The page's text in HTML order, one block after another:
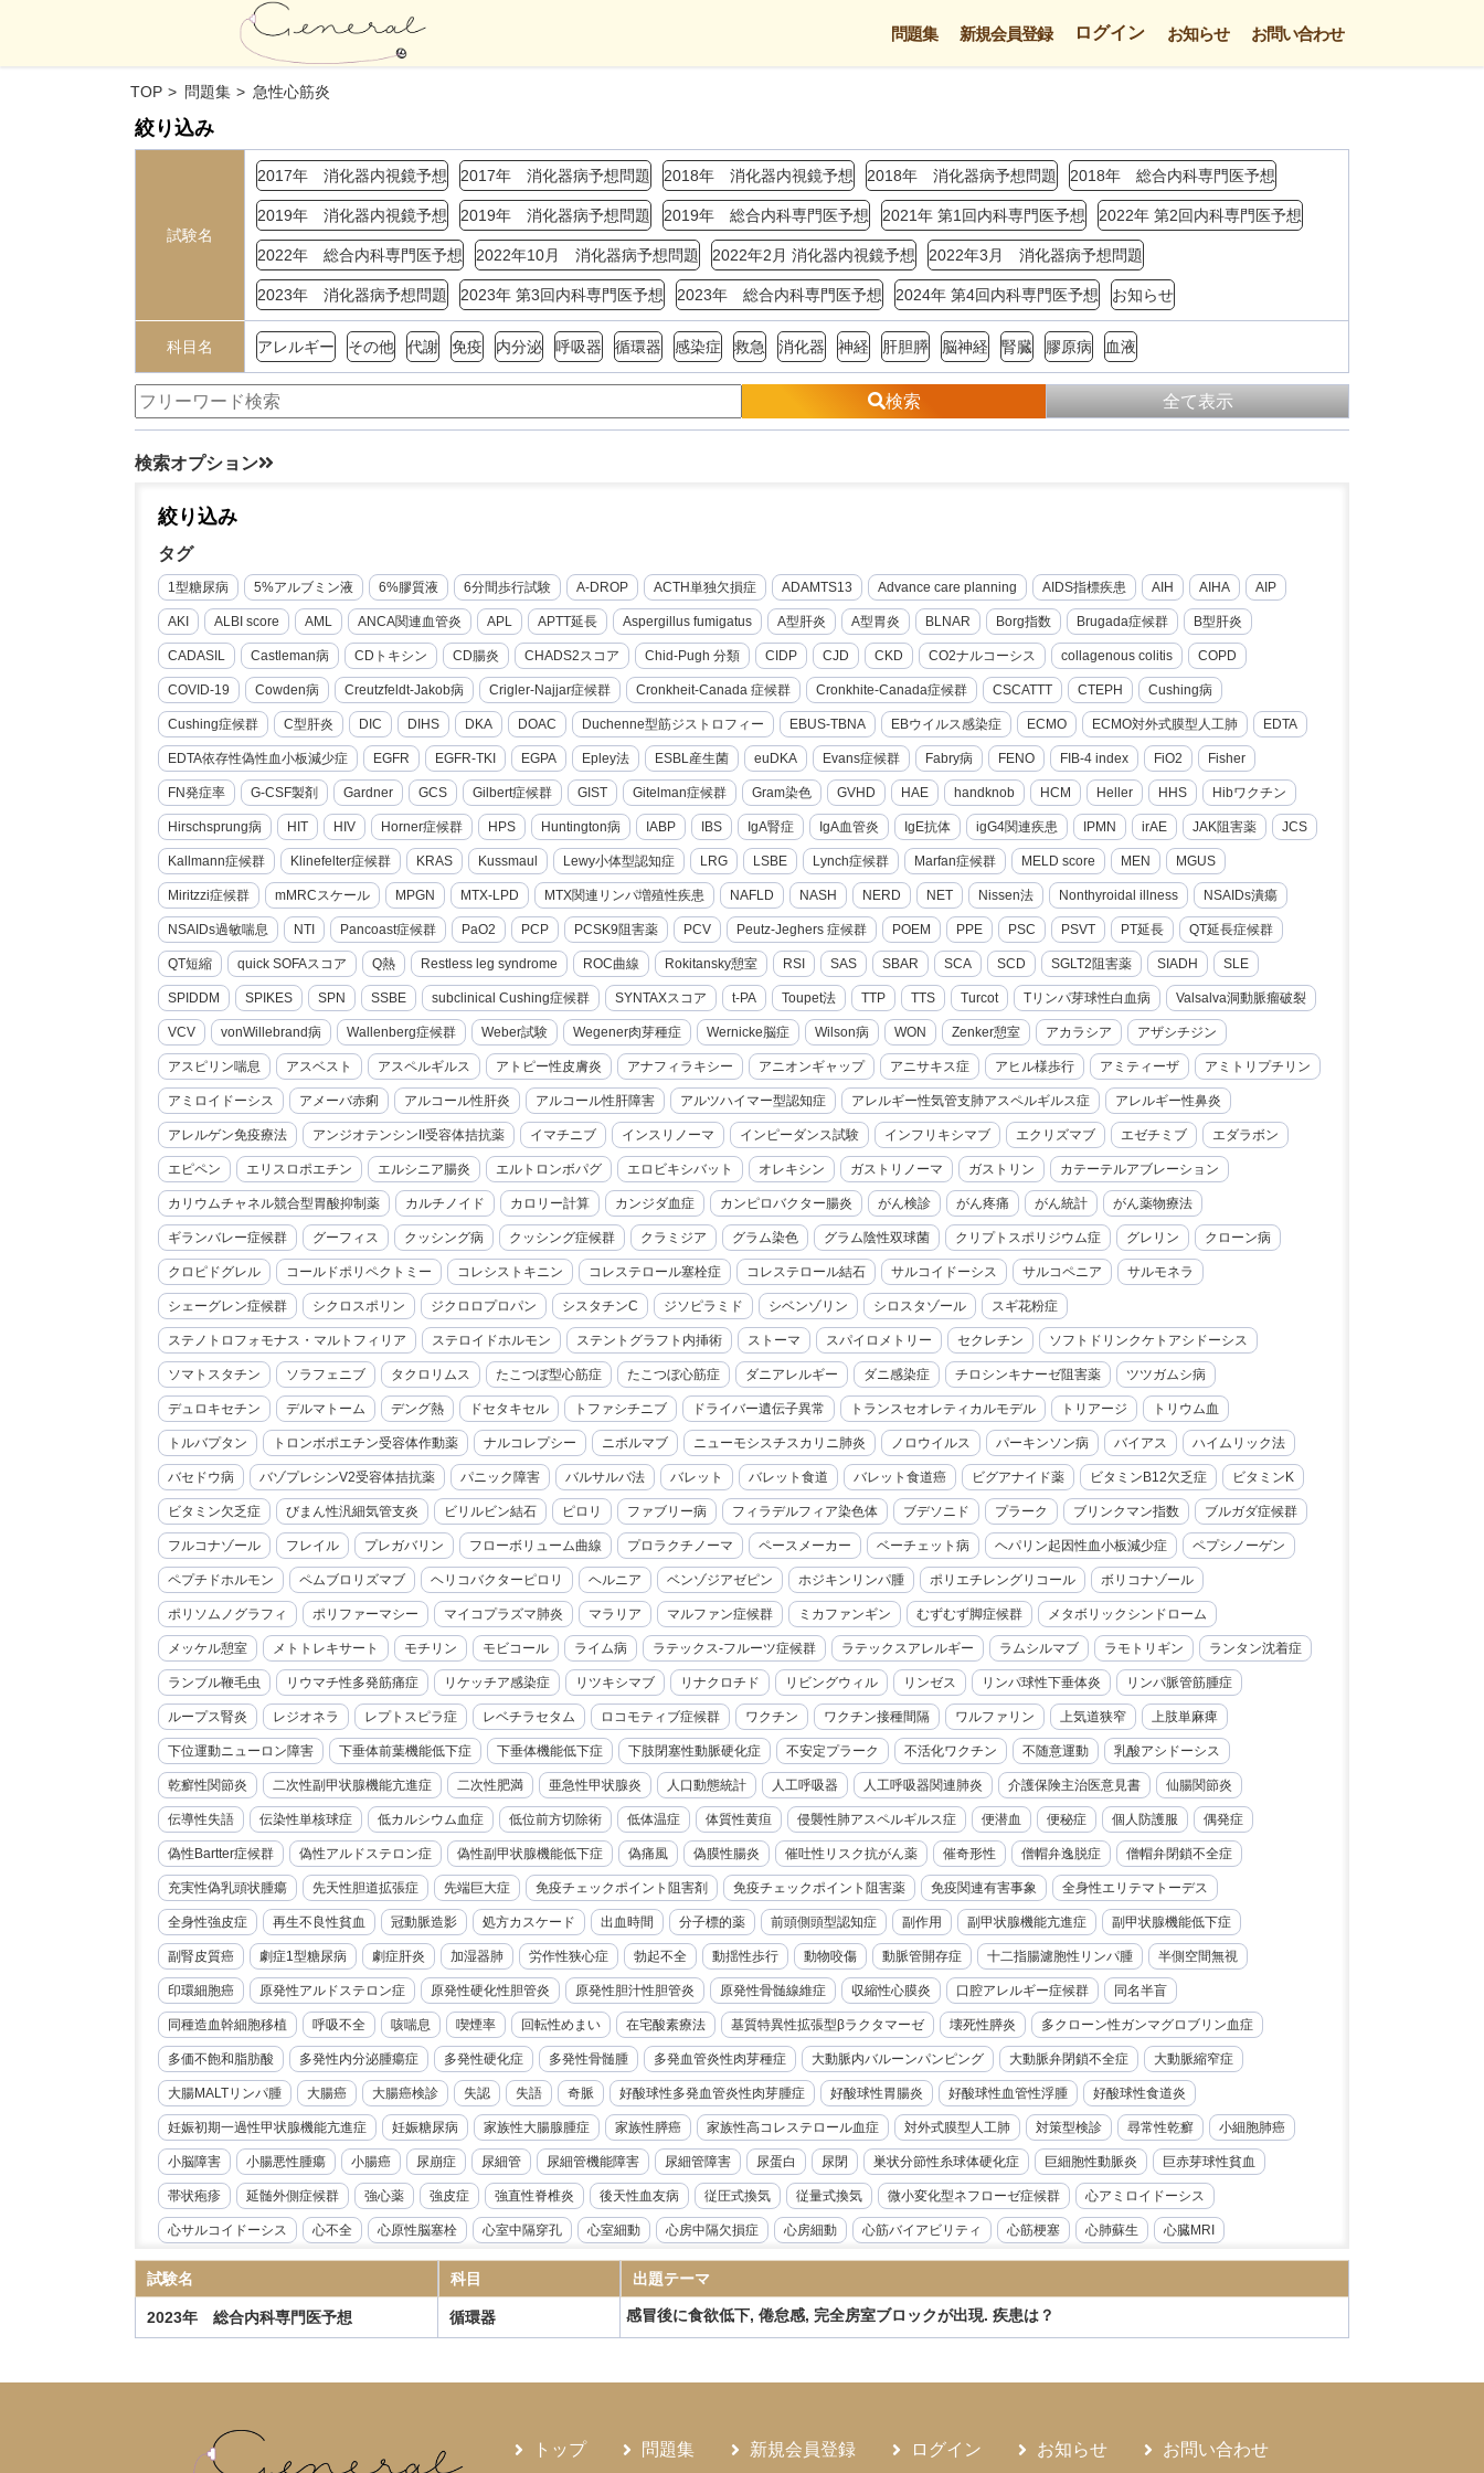
問題集 新規会員登録 ログイン お知らせ お問い合わせ
TOP 問題集 急性心筋炎
絞り込み
試験名
2017年 消化器内視鏡予想 2017年 消化器病予想問題 2018年 消化器内視鏡予想 2018年 消化器病予想問題 2018年 総合内科専門医予想
2019年 消化器内視鏡予想 2019年 消化器病予想問題 2019年 総合内科専門医予想 2021年 第1回内科専門医予想 2022年 第2回内科専門医予想
2022年 総合内科専門医予想 2022年10月 消化器病予想問題 2022年2月 消化器内視鏡予想 2022年3月 消化器病予想問題
2023年 消化器病予想問題 2023年 第3回内科専門医予想 2023年 総合内科専門医予想 2024年 第4回内科専門医予想 お知らせ
科目名 アレルギー その他 代謝 免疫 内分泌 呼吸器 循環器 感染症 救急 消化器 神経 肝胆膵 脳神経 腎臓 膠原病 血液
検索 全て表示
検索オプション
絞り込み
タグ
1型糖尿病 5%アルブミン液 6%膠質液 6分間歩行試験 A-DROP ACTH単独欠損症 ADAMTS13 Advance care planning AIDS指標疾患 AIH AIHA AIP
AKI ALBI score AML ANCA関連血管炎 APL APTT延長 Aspergillus fumigatus A型肝炎 A型胃炎 BLNAR Borg指数 Brugada症候群 B型肝炎
CADASIL Castleman病 CDトキシン CD腸炎 CHADS2スコア Chid-Pugh 分類 CIDP CJD CKD CO2ナルコーシス collagenous colitis COPD
COVID-19 Cowden病 Creutzfeldt-Jakob病 Crigler-Najjar症候群 Cronkheit-Canada 症候群 Cronkhite-Canada症候群 CSCATTT CTEPH Cushing病
Cushing症候群 C型肝炎 DIC DIHS DKA DOAC Duchenne型筋ジストロフィー EBUS-TBNA EBウイルス感染症 ECMO ECMO対外式膜型人工肺 EDTA
EDTA依存性偽性血小板減少症 EGFR EGFR-TKI EGPA Epley法 ESBL産生菌 euDKA Evans症候群 Fabry病 FENO FIB-4 index FiO2 Fisher
FN発症率 G-CSF製剤 Gardner GCS Gilbert症候群 GIST Gitelman症候群 Gram染色 GVHD HAE handknob HCM Heller HHS Hibワクチン
Hirschsprung病 HIT HIV Horner症候群 HPS Huntington病 IABP IBS IgA腎症 IgA血管炎 IgE抗体 igG4関連疾患 IPMN irAE JAK阻害薬 JCS
Kallmann症候群 Klinefelter症候群 KRAS Kussmaul Lewy小体型認知症 LRG LSBE Lynch症候群 Marfan症候群 MELD score MEN MGUS
Miritzzi症候群 mMRCスケール MPGN MTX-LPD MTX関連リンパ増殖性疾患 NAFLD NASH NERD NET Nissen法 Nonthyroidal illness NSAIDs潰瘍
NSAIDs過敏喘息 NTI Pancoast症候群 PaO2 PCP PCSK9阻害薬 PCV Peutz-Jeghers 症候群 POEM PPE PSC PSVT PT延長 QT延長症候群
QT短縮 quick SOFAスコア Q熱 Restless leg syndrome ROC曲線 Rokitansky憩室 RSI SAS SBAR SCA SCD SGLT2阻害薬 SIADH SLE
SPIDDM SPIKES SPN SSBE subclinical Cushing症候群 SYNTAXスコア t-PA Toupet法 TTP TTS Turcot Tリンパ芽球性白血病 Valsalva洞動脈瘤破裂
VCV vonWillebrand病 Wallenberg症候群 Weber試験 Wegener肉芽種症 Wernicke脳症 Wilson病 WON Zenker憩室 アカラシア アザシチジン
アスピリン喘息 アスベスト アスペルギルス アトピー性皮膚炎 アナフィラキシー アニオンギャップ アニサキス症 アヒル様歩行 アミティーザ アミトリプチリン
アミロイドーシス アメーバ赤痢 アルコール性肝炎 アルコール性肝障害 アルツハイマー型認知症 アレルギー性気管支肺アスペルギルス症 アレルギー性鼻炎
アレルゲン免疫療法 アンジオテンシンII受容体拮抗薬 イマチニブ インスリノーマ インピーダンス試験 インフリキシマブ エクリズマブ エゼチミブ エダラボン
エピペン エリスロポエチン エルシニア腸炎 エルトロンボパグ エロビキシバット オレキシン ガストリノーマ ガストリン カテーテルアブレーション
カリウムチャネル競合型胃酸抑制薬 カルチノイド カロリー計算 カンジダ血症 カンピロバクター腸炎 がん検診 がん疼痛 がん統計 がん薬物療法
ギランバレー症候群 グーフィス クッシング病 クッシング症候群 クラミジア グラム染色 グラム陰性双球菌 クリプトスポリジウム症 グレリン クローン病
クロピドグレル コールドポリペクトミー コレシストキニン コレステロール塞栓症 コレステロール結石 サルコイドーシス サルコペニア サルモネラ
シェーグレン症候群 シクロスポリン ジクロロプロパン シスタチンC ジソピラミド シベンゾリン シロスタゾール スギ花粉症
ステノトロフォモナス・マルトフィリア ステロイドホルモン ステントグラフト内挿術 ストーマ スパイロメトリー セクレチン ソフトドリンクケトアシドーシス
ソマトスタチン ソラフェニブ タクロリムス たこつぼ型心筋症 たこつぼ心筋症 ダニアレルギー ダニ感染症 チロシンキナーゼ阻害薬 ツツガムシ病
デュロキセチン デルマトーム デング熱 ドセタキセル トファシチニブ ドライバー遺伝子異常 トランスセオレティカルモデル トリアージ トリウム血
トルバプタン トロンボポエチン受容体作動薬 ナルコレプシー ニボルマブ ニューモシスチスカリニ肺炎 ノロウイルス パーキンソン病 バイアス ハイムリック法
バセドウ病 バゾプレシンV2受容体拮抗薬 パニック障害 バルサルバ法 バレット バレット食道 バレット食道癌 ビグアナイド薬 ビタミンB12欠乏症 ビタミンK
ビタミン欠乏症 びまん性汎細気管支炎 ビリルビン結石 ピロリ ファブリー病 フィラデルフィア染色体 ブデソニド プラーク ブリンクマン指数 ブルガダ症候群
フルコナゾール フレイル プレガバリン フローボリューム曲線 プロラクチノーマ ペースメーカー ベーチェット病 ヘパリン起因性血小板減少症 ペプシノーゲン
ペプチドホルモン ペムブロリズマブ ヘリコバクターピロリ ヘルニア ベンゾジアゼピン ホジキンリンパ腫 ポリエチレングリコール ボリコナゾール
ポリソムノグラフィ ポリファーマシー マイコプラズマ肺炎 マラリア マルファン症候群 ミカファンギン むずむず脚症候群 メタボリックシンドローム
メッケル憩室 メトトレキサート モチリン モビコール ライム病 ラテックス-フルーツ症候群 ラテックスアレルギー ラムシルマブ ラモトリギン ランタン沈着症
ランブル鞭毛虫 リウマチ性多発筋痛症 リケッチア感染症 リツキシマブ リナクロチド リビングウィル リンゼス リンパ球性下垂体炎 リンパ脈管筋腫症
ループス腎炎 レジオネラ レプトスピラ症 レベチラセタム ロコモティブ症候群 ワクチン ワクチン接種間隔 ワルファリン 上気道狭窄 上肢単麻痺
下位運動ニューロン障害 下垂体前葉機能低下症 下垂体機能低下症 下肢閉塞性動脈硬化症 不安定プラーク 不活化ワクチン 不随意運動 乳酸アシドーシス
乾癬性関節炎 二次性副甲状腺機能亢進症 二次性肥満 亜急性甲状腺炎 人口動態統計 人工呼吸器 人工呼吸器関連肺炎 介護保険主治医意見書 仙腸関節炎
伝導性失語 伝染性単核球症 低カルシウム血症 低位前方切除術 低体温症 体質性黄疸 侵襲性肺アスペルギルス症 便潜血 便秘症 個人防護服 偶発症
偽性Bartter症候群 偽性アルドステロン症 偽性副甲状腺機能低下症 偽痛風 偽膜性腸炎 催吐性リスク抗がん薬 催奇形性 僧帽弁逸脱症 僧帽弁閉鎖不全症
充実性偽乳頭状腫瘍 先天性胆道拡張症 先端巨大症 免疫チェックポイント阻害剤 免疫チェックポイント阻害薬 免疫関連有害事象 全身性エリテマトーデス
全身性強皮症 再生不良性貧血 冠動脈造影 処方カスケード 出血時間 分子標的薬 前頭側頭型認知症 副作用 副甲状腺機能亢進症 副甲状腺機能低下症
副腎皮質癌 劇症1型糖尿病 劇症肝炎 加湿器肺 労作性狭心症 勃起不全 動揺性歩行 動物咬傷 動脈管開存症 十二指腸濾胞性リンパ腫 半側空間無視
印環細胞癌 原発性アルドステロン症 原発性硬化性胆管炎 原発性胆汁性胆管炎 原発性骨髄線維症 収縮性心膜炎 口腔アレルギー症候群​​ 同名半盲
同種造血幹細胞移植 呼吸不全 咳喘息 喫煙率 回転性めまい 在宅酸素療法 基質特異性拡張型βラクタマーゼ 壊死性膵炎 多クローン性ガンマグロブリン血症
多価不飽和脂肪酸 多発性内分泌腫瘍症 多発性硬化症 多発性骨髄腫 多発血管炎性肉芽種症 大動脈内バルーンパンピング 大動脈弁閉鎖不全症 大動脈縮窄症
大腸MALTリンパ腫 大腸癌 大腸癌検診 失認 失語 奇脈 好酸球性多発血管炎性肉芽腫症 好酸球性胃腸炎 好酸球性血管性浮腫 好酸球性食道炎
妊娠初期一過性甲状腺機能亢進症 妊娠糖尿病 家族性大腸腺腫症 家族性膵癌 家族性高コレステロール血症 対外式膜型人工肺 対策型検診 尋常性乾癬 小細胞肺癌
小脳障害 小腸悪性腫瘍 小腸癌 尿崩症 尿細管 尿細管機能障害 尿細管障害 尿蛋白 尿閉 巣状分節性糸球体硬化症 巨細胞性動脈炎 巨赤芽球性貧血
帯状疱疹 延髄外側症候群 強心薬 強皮症 強直性脊椎炎 後天性血友病 従圧式換気 従量式換気 微小変化型ネフローゼ症候群 心アミロイドーシス
心サルコイドーシス 心不全 心原性脳塞栓 心室中隔穿孔 心室細動 心房中隔欠損症 心房細動 心筋バイアビリティ 心筋梗塞 心肺蘇生 心臓MRI
心臓リハビリテーション 心臓冠動脈CT 心臓超音波検査 急性リンパ性白血病 急性上腸管脈動脈閉塞症 急性前立腺炎 急性前骨髄性白血病 急性大動脈解離
急性好酸球性肺炎 急性心筋炎 急性心膜炎 急性溶血性輸血副作用 急性肝不全 急性胆嚢炎 急性胆管炎 急性腎盂腎炎 急性腎障害 急性膵炎 急性虫垂炎
抗IL-6受容体抗体
指定難病 播種性帯状疱疹 播種性血管内凝固症候群
試験名 科目 出題テーマ
2023年 総合内科専門医予想 循環器 感冒後に食欲低下, 倦怠感, 完全房室ブロックが出現. 疾患は？
トップ 問題集 新規会員登録 ログイン お知らせ お問い合わせ